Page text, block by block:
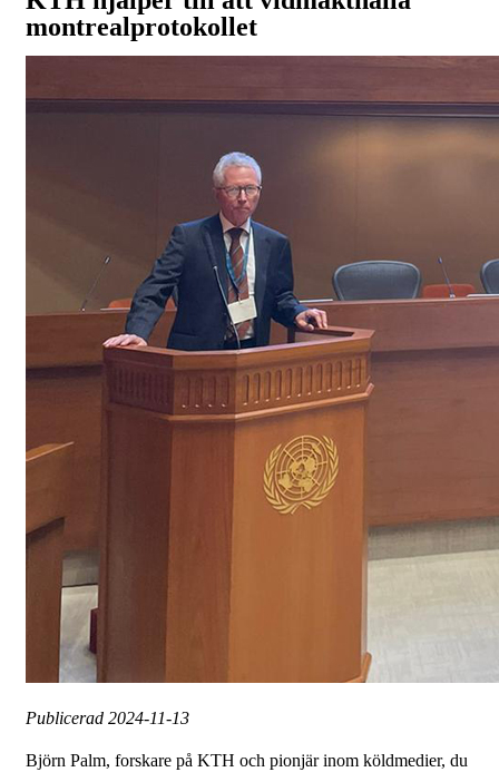
montrealprotokollet
Publicerad 2024-11-13
Björn Palm, forskare på KTH och pionjär inom köldmedier, du